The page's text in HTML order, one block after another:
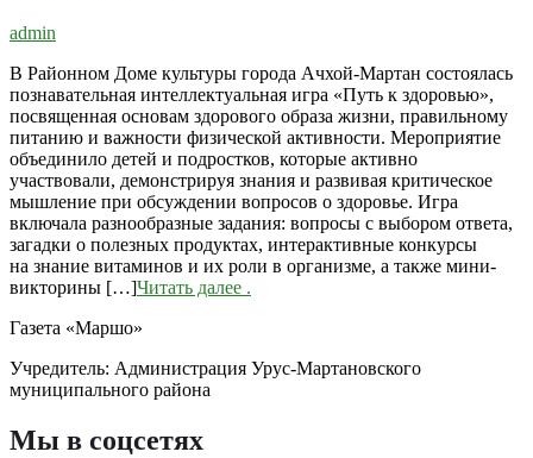
admin
В Районном Доме культуры города Ачхой-Мартан состоялась
познавательная интеллектуальная игра «Путь к здоровью»,
посвященная основам здорового образа жизни, правильному
питанию и важности физической активности. Мероприятие
объединило детей и подростков, которые активно
участвовали, демонстрируя знания и развивая критическое
мышление при обсуждении вопросов о здоровье. Игра
включала разнообразные задания: вопросы с выбором ответа,
загадки о полезных продуктах, интерактивные конкурсы
на знание витаминов и их роли в организме, а также мини-
викторины […]Читать далее .
Газета «Маршо»
Учредитель: Администрация Урус-Мартановского
муниципального района
Мы в соцсетях